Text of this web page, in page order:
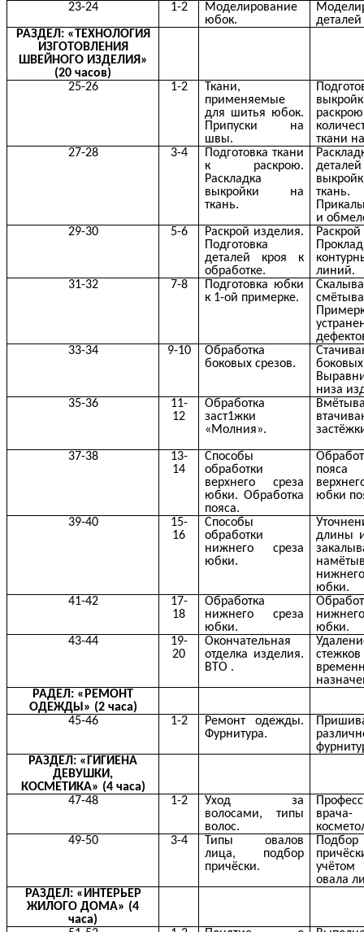
23-24 1-2
Моделирование
юбок.
РАЗДЕЛ: «ТЕХНОЛОГИЯ
ИЗГОТОВЛЕНИЯ
ШВЕЙНОГО ИЗДЕЛИЯ»
(20 часов)
25-26
1-2
Ткани,
применяемые
для шитья юбок.
Припуски на
швы.
ткани
27-28
3-4
Подготовка ткани
к раскрою.
Раскладка
выкройки на
ткань.
деталей
ткань.
и
29-30
5-6
Раскрой изделия.
Подготовка
деталей кроя к
обработке.
линий.
31-32
7-8
Подготовка юбки
к 1-ой примерке.
33-34
9-10
Обработка
боковых срезов.
низа
35-36
11-
12
Обработка
заст1жки
«Молния».
37-38
13-
14
Способы
обработки
верхнего среза
юбки. Обработка
пояса.
юбки
39-40
15-
16
Способы
обработки
нижнего среза
юбки.
длины
юбки.
41-42
17-
18
Обработка
нижнего среза
юбки.
юбки.
43-44
19-
20
Окончательная
отделка изделия.
ВТО .
стежков
РАДЕЛ: «РЕМОНТ
ОДЕЖДЫ» (2 часа)
45-46
1-2
Ремонт одежды.
Фурнитура.
РАЗДЕЛ: «ГИГИЕНА
ДЕВУШКИ,
КОСМЕТИКА» (4 часа)
47-48
1-2
Уход за
волосами, типы
волос.
врача-
49-50
3-4
Типы овалов
лица, подбор
причёски.
Подбор
овала
РАЗДЕЛ: «ИНТЕРЬЕР
ЖИЛОГО ДОМА» (4
часа)